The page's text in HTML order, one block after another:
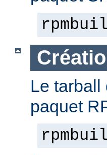
Le tarball
paquet